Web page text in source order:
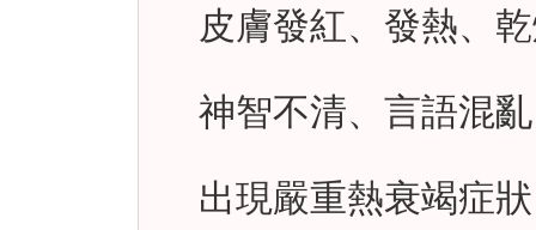
皮膚發紅、發熱、
神智不清、言語混
出現嚴重熱衰竭症